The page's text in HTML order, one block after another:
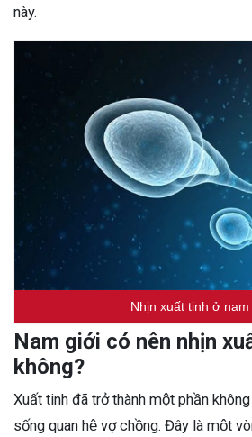
này.
Nhịn xuất tinh ở
Nam giới có nên nhịn
không?
Xuất tinh đã trở thành một phần
sống quan hệ vợ chồng. Đây là một